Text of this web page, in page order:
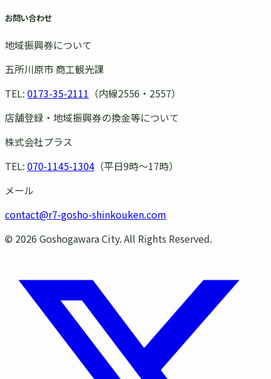
お問い合わせ
地域振興券について
五所川原市 商工観光課
TEL: 0173-35-2111 （内線2556・2557）
店舗登録・地域振興券の換金等について
株式会社プラス
TEL: 070-1145-1304 （平日9時〜17時）
メール
contact@r7-gosho-shinkouken.com
© 2026 Goshogawara City. All Rights Reserved.